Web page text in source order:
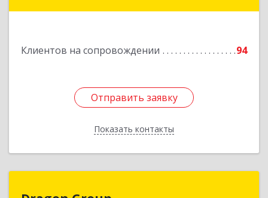
Клиентов на сопровождении 94
Отправить заявку
Показать контакты
Отправить заявку
Назад